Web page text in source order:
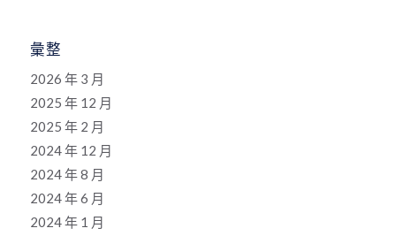
彙整
2026 年 3 月
2025 年 12 月
2025 年 2 月
2024 年 12 月
2024 年 8 月
2024 年 6 月
2024 年 1 月